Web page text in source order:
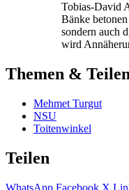
Tobias-David
Bänke
sondern auch
wird
Themen & Teilen
Mehmet Turgut
NSU
Toitenwinkel
Teilen
WhatsApp Facebook X